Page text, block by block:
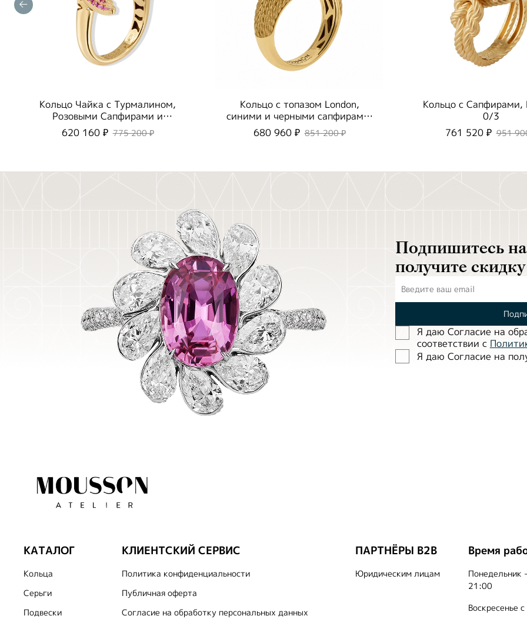
Кольцо Чайка с Турмалином,
Розовыми Сапфирами и
Бриллиантами, R0294-1/2
620 160 ₽ 775 200 ₽
Кольцо с топазом London,
синими и черными сапфирами,
R0293-0/2
680 960 ₽ 851 200 ₽
Кольцо с Сапфирами,
0/3
761 520 ₽ 951
Подпишитесь
получите
Я даю Согласие на
соответствии с
Я даю Согласие на
КАТАЛОГ
Кольца
Серьги
Подвески
КЛИЕНТСКИЙ СЕРВИС
Политика конфиденциальности
Публичная оферта
Согласие на обработку персональных данных
ПАРТНЁРЫ B2B
Юридическим лицам
Время
Понедельник
21:00
Воскресенье